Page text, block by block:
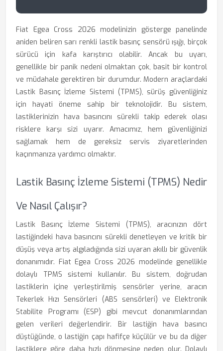
Fiat Egea Cross 2026 modelinizin gösterge panelinde
aniden beliren sarı renkli lastik basınç sensörü ışığı, birçok
sürücü için kafa karıştırıcı olabilir. Ancak bu uyarı,
genellikle bir panik nedeni olmaktan çok, basit bir kontrol
ve müdahale gerektiren bir durumdur. Modern araçlardaki
Lastik Basınç İzleme Sistemi (TPMS), sürüş güvenliğiniz
için hayati öneme sahip bir teknolojidir. Bu sistem,
lastiklerinizin hava basıncını sürekli takip ederek olası
risklere karşı sizi uyarır. Amacımız, hem güvenliğinizi
sağlamak hem de gereksiz servis ziyaretlerinden
kaçınmanıza yardımcı olmaktır.
Lastik Basınç İzleme Sistemi (TPMS) Nedir
Ve Nasıl Çalışır?
Lastik Basınç İzleme Sistemi (TPMS), aracınızın dört
lastiğindeki hava basıncını sürekli denetleyen ve kritik bir
düşüş veya artış algıladığında sizi uyaran akıllı bir güvenlik
donanımıdır. Fiat Egea Cross 2026 modelinde genellikle
dolaylı TPMS sistemi kullanılır. Bu sistem, doğrudan
lastiklerin içine yerleştirilmiş sensörler yerine, aracın
Tekerlek Hızı Sensörleri (ABS sensörleri) ve Elektronik
Stabilite Programı (ESP) gibi mevcut donanımlarından
gelen verileri değerlendirir. Bir lastiğin hava basıncı
düştüğünde, o lastiğin çapı hafifçe küçülür ve bu da diğer